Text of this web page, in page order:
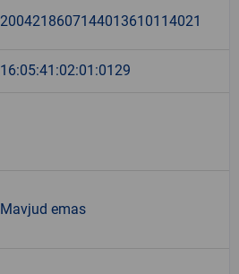
2004218607144013610114021
16:05:41:02:01:0129
Mavjud emas